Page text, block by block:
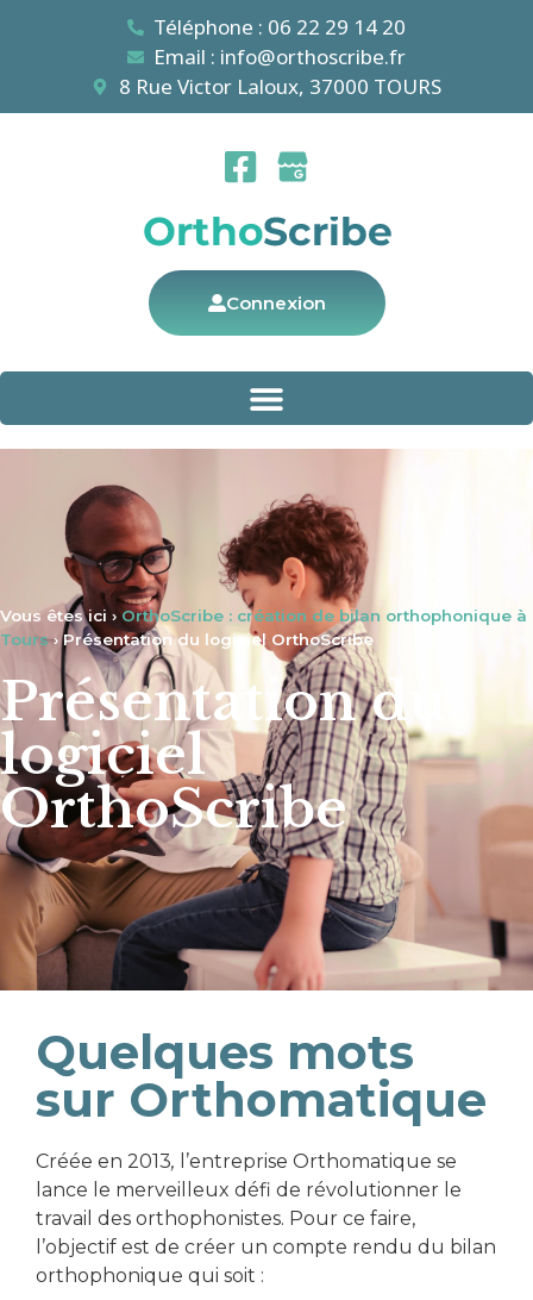
Téléphone : 06 22 29 14 20
Email : info@orthoscribe.fr
8 Rue Victor Laloux, 37000 TOURS
Connexion
Vous êtes ici › OrthoScribe : création de bilan orthophonique à
Tours›Présentation du logiciel OrthoScribe
Présentation du
logiciel
OrthoScribe
Quelques mots
sur Orthomatique
Créée en 2013, l’entreprise Orthomatique se
lance le merveilleux défi de révolutionner le
travail des orthophonistes. Pour ce faire,
l’objectif est de créer un compte rendu du bilan
orthophonique qui soit :